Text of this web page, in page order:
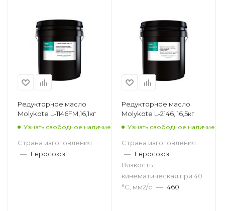
Редукторное масло
Molykote L-1146FM,16,1кг
Узнать свободное наличие
Страна изготовления
— Евросоюз
Редукторное масло
Molykote L-2146, 16,5кг
Узнать свободное наличие
Страна изготовления
— Евросоюз
Вязкость
кинематическая при 40
°С, мм2/с — 460